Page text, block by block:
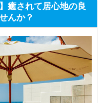
癒されて居心地の良
んか？